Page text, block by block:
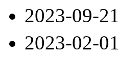
2023-09-21
2023-02-01